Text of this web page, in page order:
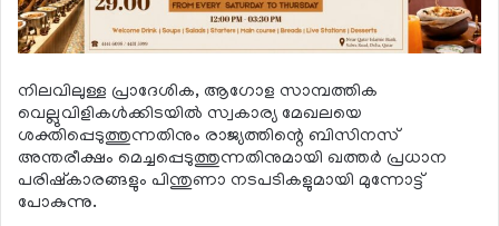
നിലവിലുള്ള പ്രാദേശിക, ആഗോള സാമ്പത്തിക
വെല്ലുവിളികള്‍ക്കിടയില്‍ സ്വകാര്യ മേഖലയെ
ശക്തിപ്പെടുത്തുന്നതിനും രാജ്യത്തിന്റെ ബിസിനസ്
അന്തരീക്ഷം മെച്ചപ്പെടുത്തുന്നതിനുമായി ഖത്തര്‍ പ്രധാന
പരിഷ്‌കാരങ്ങളും പിന്തുണാ നടപടികളുമായി മുന്നോട്ട്
പോകുന്നു.